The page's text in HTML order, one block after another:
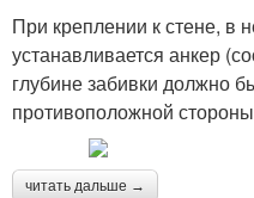
При креплении к стене, в
устанавливается анкер
глубине забивки должно
противоположной
читать дальше →